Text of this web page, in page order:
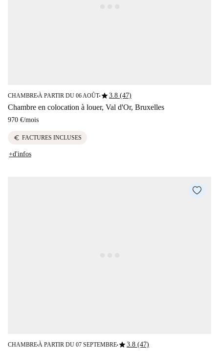
CHAMBRE■À PARTIR DU 06 AOÛT■star3.8 (47)
Chambre en colocation à louer, Val d'Or, Bruxelles
970 €/mois
euro FACTURES INCLUSES
+d'infos
CHAMBRE■À PARTIR DU 07 SEPTEMBRE■star3.8 (47)